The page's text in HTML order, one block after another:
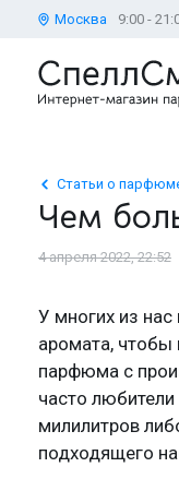
Москва 9:00 -
Статьи о
Чем
4 апреля 2022, 22:52
У многих из
аромата, чтобы
парфюма с
часто
милилитров
подходящего